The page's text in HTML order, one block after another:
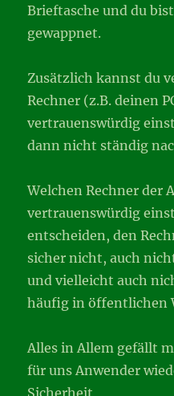
Brieftasche und du
gewappnet.
Zusätzlich kannst du
Rechner (z.B. deinen
vertrauenswürdig
dann nicht ständig
Welchen Rechner der
vertrauenswürdig
entscheiden, den
sicher nicht, auch
und vielleicht auch
häufig in öffentlichen
Alles in Allem gefällt
für uns Anwender